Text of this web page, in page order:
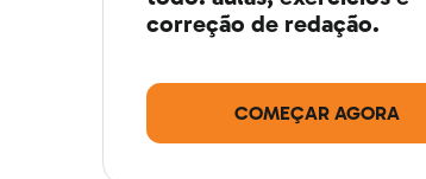
correção de redação.
COMEÇAR AGORA